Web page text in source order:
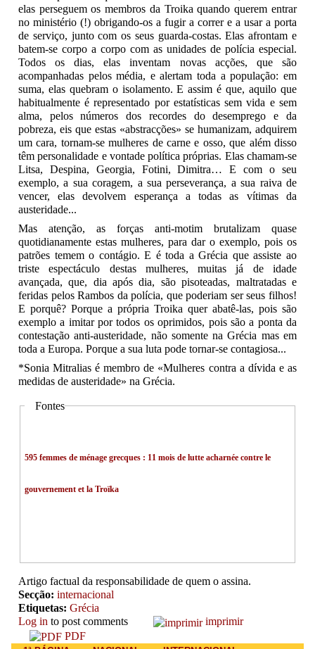
elas perseguem os membros da Troika quando querem entrar
no ministério (!) obrigando-os a fugir a correr e a usar a porta
de serviço, junto com os seus guarda-costas. Elas afrontam e
batem-se corpo a corpo com as unidades de polícia especial.
Todos os dias, elas inventam novas acções, que são
acompanhadas pelos média, e alertam toda a população: em
suma, elas quebram o isolamento. E assim é que, aquilo que
habitualmente é representado por estatísticas sem vida e sem
alma, pelos números dos recordes do desemprego e da
pobreza, eis que estas «abstracções» se humanizam, adquirem
um cara, tornam-se mulheres de carne e osso, que além disso
têm personalidade e vontade política próprias. Elas chamam-se
Litsa, Despina, Georgia, Fotini, Dimitra… E com o seu
exemplo, a sua coragem, a sua perseverança, a sua raiva de
vencer, elas devolvem esperança a todas as vítimas da
austeridade...
Mas atenção, as forças anti-motim brutalizam quase
quotidianamente estas mulheres, para dar o exemplo, pois os
patrões temem o contágio. E é toda a Grécia que assiste ao
triste espectáculo destas mulheres, muitas já de idade
avançada, que, dia após dia, são pisoteadas, maltratadas e
feridas pelos Rambos da polícia, que poderiam ser seus filhos!
E porquê? Porque a própria Troika quer abatê-las, pois são
exemplo a imitar por todos os oprimidos, pois são a ponta da
contestação anti-austeridade, não somente na Grécia mas em
toda a Europa. Porque a sua luta pode tornar-se contagiosa...
*Sonia Mitralias é membro de «Mulheres contra a dívida e as
medidas de austeridade» na Grécia.
Fontes
595 femmes de ménage grecques : 11 mois de lutte acharnée contre le
gouvernement et la Troïka
Artigo factual da responsabilidade de quem o assina.
Secção: internacional
Etiquetas: Grécia
Log in to post comments
imprimir
PDF